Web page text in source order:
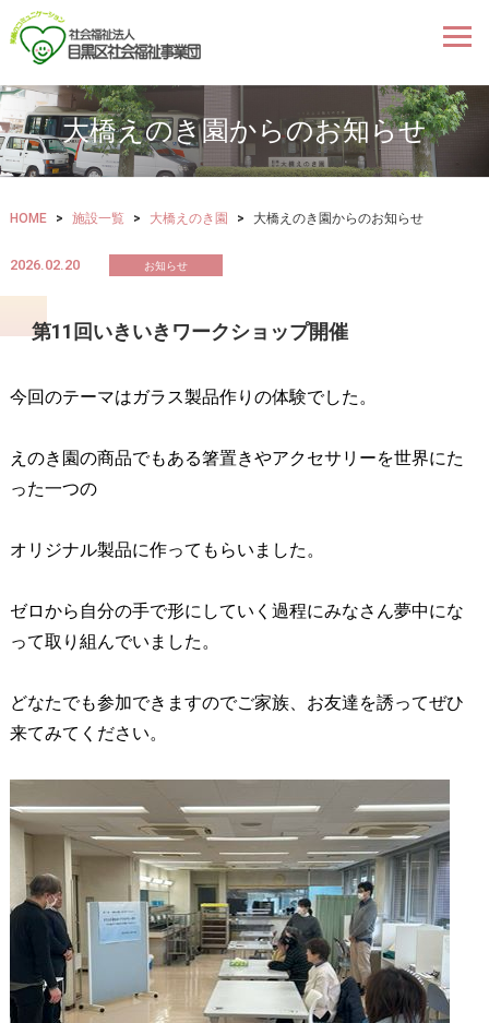
大橋えのき園からのお知らせ
HOME > 施設一覧 > 大橋えのき園 > 大橋えのき園からのお知らせ
2026.02.20 お知らせ
第11回いきいきワークショップ開催
今回のテーマはガラス製品作りの体験でした。
えのき園の商品でもある箸置きやアクセサリーを世界にた
った一つの
オリジナル製品に作ってもらいました。
ゼロから自分の手で形にしていく過程にみなさん夢中にな
って取り組んでいました。
どなたでも参加できますのでご家族、お友達を誘ってぜひ
来てみてください。